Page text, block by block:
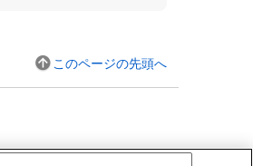
このページの先頭へ